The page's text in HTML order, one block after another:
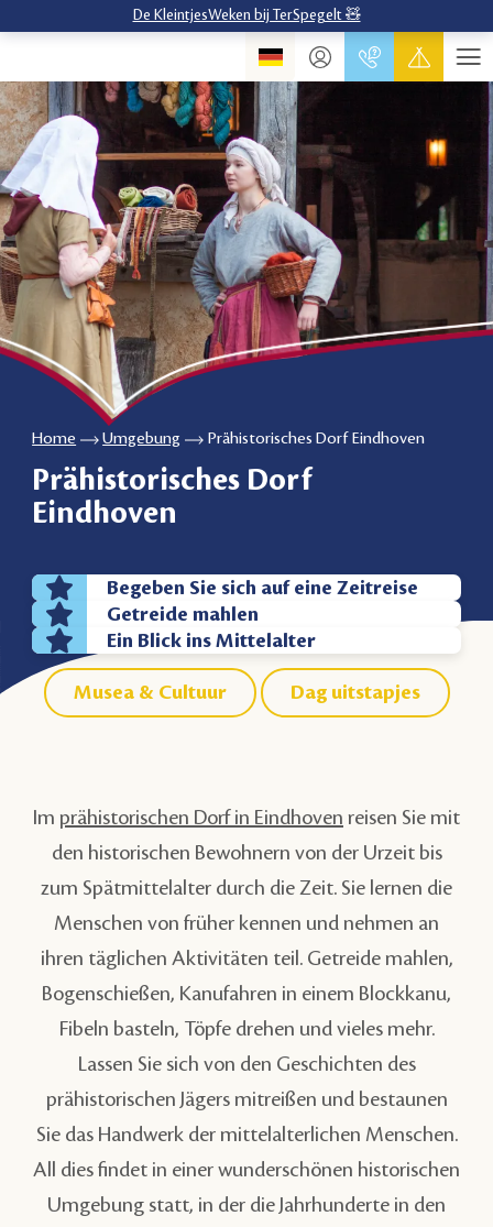
De KleintjesWeken bij TerSpegelt 🧸
Home Umgebung Prähistorisches Dorf Eindhoven
Prähistorisches Dorf
Eindhoven
Begeben Sie sich auf eine Zeitreise
Getreide mahlen
Ein Blick ins Mittelalter
Musea & Cultuur Dag uitstapjes
Im prähistorischen Dorf in Eindhoven reisen Sie mit
den historischen Bewohnern von der Urzeit bis
zum Spätmittelalter durch die Zeit. Sie lernen die
Menschen von früher kennen und nehmen an
ihren täglichen Aktivitäten teil. Getreide mahlen,
Bogenschießen, Kanufahren in einem Blockkanu,
Fibeln basteln, Töpfe drehen und vieles mehr.
Lassen Sie sich von den Geschichten des
prähistorischen Jägers mitreißen und bestaunen
Sie das Handwerk der mittelalterlichen Menschen.
All dies findet in einer wunderschönen historischen
Umgebung statt, in der die Jahrhunderte in den